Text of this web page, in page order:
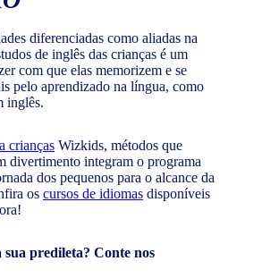
diferenciadas como aliadas na
de inglês das crianças é um
com que elas memorizem e se
pelo aprendizado na língua, como
inglês.
crianças Wizkids, métodos que
divertimento integram o programa
dos pequenos para o alcance da
os cursos de idiomas disponíveis
sua predileta? Conte nos